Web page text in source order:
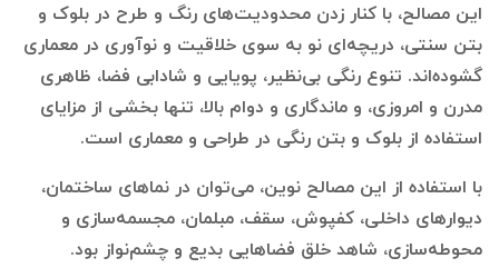
این مصالح، با کنار زدن محدودیت‌های رنگ و طرح در بلوک و
بتن سنتی، دریچه‌ای نو به سوی خلاقیت و نوآوری در معماری
گشوده‌اند. تنوع رنگی بی‌نظیر، پویایی و شادابی فضا، ظاهری
مدرن و امروزی، و ماندگاری و دوام بالا، تنها بخشی از مزایای
استفاده از بلوک و بتن رنگی در طراحی و معماری است.
با استفاده از این مصالح نوین، می‌توان در نماهای ساختمان،
دیوارهای داخلی، کفپوش، سقف، مبلمان، مجسمه‌سازی و
محوطه‌سازی، شاهد خلق فضاهایی بدیع و چشم‌نواز بود.